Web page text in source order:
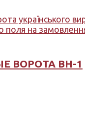
ВОРОТА ВН-1